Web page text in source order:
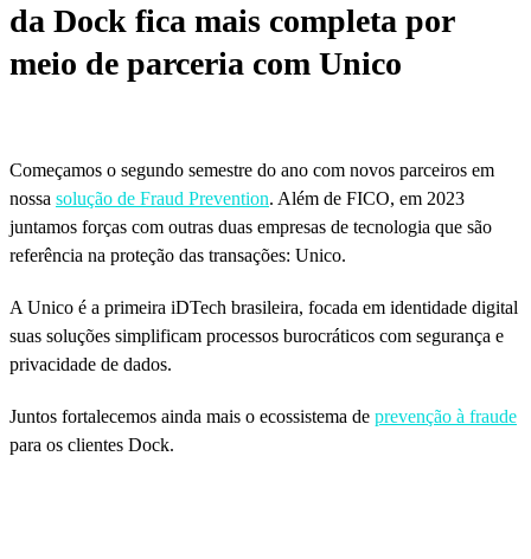
da Dock fica mais completa por
meio de parceria com Unico
Começamos o segundo semestre do ano com novos parceiros em
nossa solução de Fraud Prevention. Além de FICO, em 2023
juntamos forças com outras duas empresas de tecnologia que são
referência na proteção das transações: Unico.
A Unico é a primeira iDTech brasileira, focada em identidade digital
suas soluções simplificam processos burocráticos com segurança e
privacidade de dados.
Juntos fortalecemos ainda mais o ecossistema de prevenção à fraude
para os clientes Dock.